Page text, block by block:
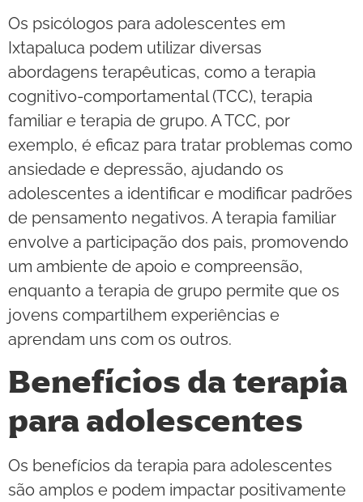
Os psicólogos para adolescentes em
Ixtapaluca podem utilizar diversas
abordagens terapêuticas, como a terapia
cognitivo-comportamental (TCC), terapia
familiar e terapia de grupo. A TCC, por
exemplo, é eficaz para tratar problemas como
ansiedade e depressão, ajudando os
adolescentes a identificar e modificar padrões
de pensamento negativos. A terapia familiar
envolve a participação dos pais, promovendo
um ambiente de apoio e compreensão,
enquanto a terapia de grupo permite que os
jovens compartilhem experiências e
aprendam uns com os outros.
Benefícios da terapia
para adolescentes
Os benefícios da terapia para adolescentes
são amplos e podem impactar positivamente